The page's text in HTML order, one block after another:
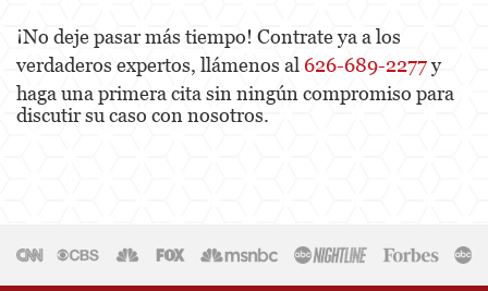
¡No deje pasar más tiempo! Contrate ya a los
verdaderos expertos, llámenos al 626-689-2277y
haga una primera cita sin ningún compromiso para
discutir su caso con nosotros.